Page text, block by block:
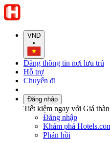
VND
•
Đăng thông tin nơi lưu trú
Hỗ trợ
Chuyến đi
Đăng nhập
Tiết kiệm ngay với Giá
Đăng nhập
Khám phá
Phản hồi